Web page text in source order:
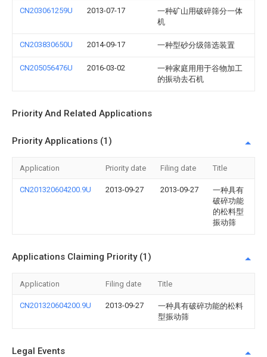
CN203061259U 2013-07-17
一种矿山用破碎筛分一体
机
CN203830650U 2014-09-17 一种型砂分级筛选装置
CN205056476U 2016-03-02
一种家庭用用于谷物加工
的振动去石机
Priority And Related Applications
Priority Applications (1)
Application Priority date Filing date Title
CN201320604200.9U 2013-09-27 2013-09-27
一种具有
破碎功能
的松料型
振动筛
Applications Claiming Priority (1)
Application Filing date Title
CN201320604200.9U 2013-09-27
一种具有破碎功能的松料
型振动筛
Legal Events